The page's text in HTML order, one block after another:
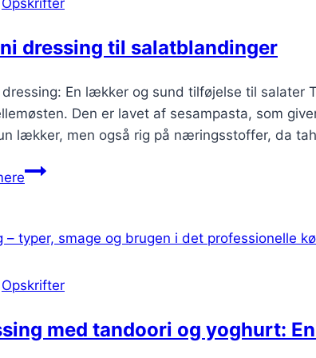
dressing til salatblandinger
dressing: En lækker og sund tilføjelse til salater
Den er lavet af sesampasta, som
lækker, men også rig på næringsstoffer, da
Tahini
salatblandinger
Opskrifter
med tandoori og yoghurt: